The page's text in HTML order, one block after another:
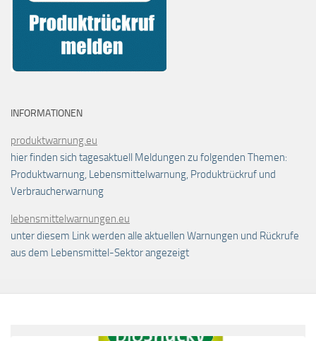
INFORMATIONEN
produktwarnung.eu
hier finden sich tagesaktuell Meldungen zu folgenden Themen:
Produktwarnung, Lebensmittelwarnung, Produktrückruf und
Verbraucherwarnung
lebensmittelwarnungen.eu
unter diesem Link werden alle aktuellen Warnungen und Rückrufe
aus dem Lebensmittel-Sektor angezeigt